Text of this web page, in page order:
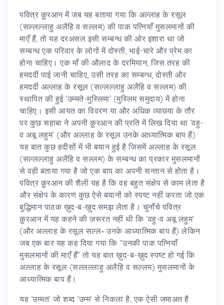
पवित्र क़ुरआन में जब यह बताया गया कि अल्लाह के रसूल
(सल्लल्लाहु अलैहि व सल्लम) की पाक पत्नियाँ मुसलमानों की
माएँ हैं, तो यह दरअसल इसी सम्बन्ध की ओर इशारा था जो
सम्बन्ध एक परिवार के लोगों में दोस्ती, भाई-चारे और प्रेम का
होना चाहिए। एक माँ की औलाद के दरमियान, जिस तरह की
हमदर्दी पाई जानी चाहिए, उसी तरह का सम्बन्ध, दोस्ती और
हमदर्दी अल्लाह के रसूल (सल्लल्लाहु अलैहि व सल्लम) की
स्थापित की हुई ‘उम्मते-मुस्लिमा’ (मुस्लिम समुदाय) में होना
चाहिए। इसी आयत का विवरण या और अधिक व्याख्या के तौर
पर कुछ सहाबा ने अपनी क़ुरआन की प्रति में लिख दिया था ‘वहु-
व अबू लहुम’ (और अल्लाह के रसूल उनके आध्यात्मिक बाप हैं)
यह बात कुछ हदीसों में भी बयान हुई है जिसमें अल्लाह के रसूल
(सल्लल्लाहु अलैहि व सल्लम) के सम्बन्ध का प्रकार मुसलमानों
से वही बताया गया है जो एक बाप का अपनी सन्तान से होता है।
पवित्र क़ुरआन की शैली यह है कि वह बहुत संक्षेप से काम लेता है
और संक्षेप के कारण कुछ ऐसे बयानों को स्पष्ट नहीं करता जो एक
बुद्धिमान पाठक ख़ुद-ब-ख़ुद समझ लेता है। चुनाँचे पवित्र
क़ुरआन में यह कहने की ज़रूरत नहीं थी कि ‘वहु-व अबू लहुम’
(और अल्लाह के रसूल सल्ल॰ उनके आध्यात्मिक बाप हैं) लेकिन
जब एक बार यह कह दिया गया कि “उनकी पाक पत्नियाँ
मुसलमानों की माएँ हैं” तो यह बात ख़ुद-ब-ख़ुद स्पष्ट हो गई कि
अल्लाह के रसूल (सल्लल्लाहु अलैहि व सल्लम) मुसलमानों के
आध्यात्मिक बाप हैं।
यह ‘उम्मत’ जो शब्द ‘उम्म’ से निकला है, एक ऐसी जमाअत है